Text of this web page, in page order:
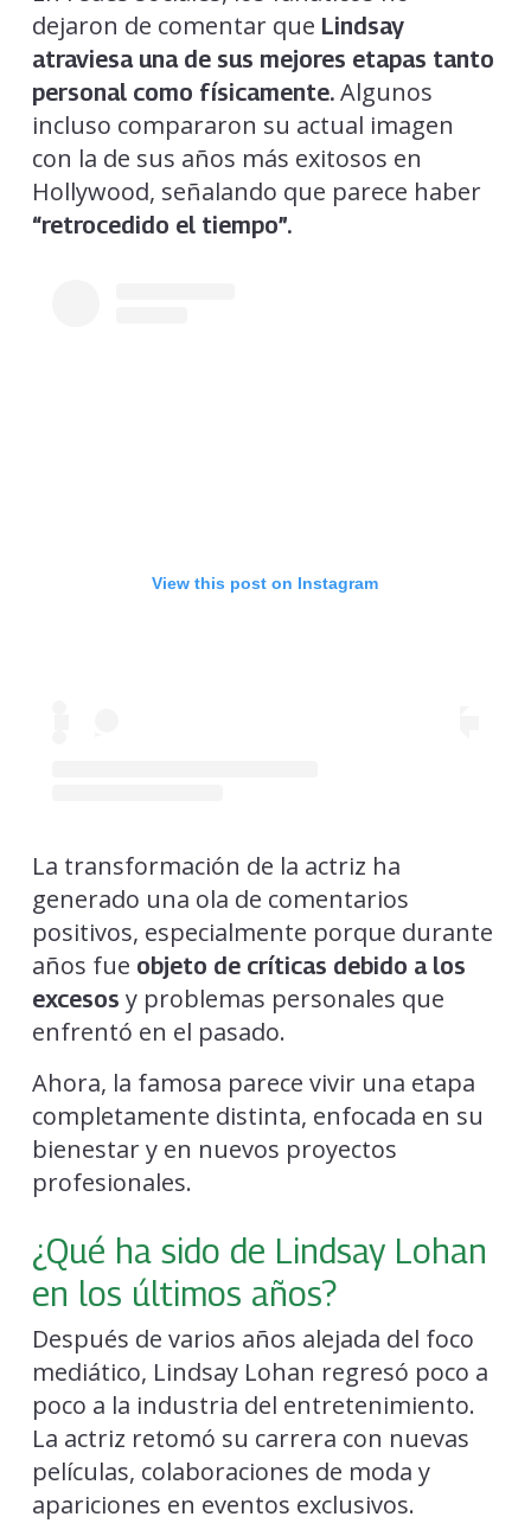
dejaron de comentar que Lindsay
atraviesa una de sus mejores etapas tanto
personal como físicamente.Algunos
incluso compararon su actual imagen
con la de sus años más exitosos en
Hollywood, señalando que parece haber
“retrocedido el tiempo”.
View this post on Instagram
La transformación de la actriz ha
generado una ola de comentarios
positivos, especialmente porque durante
años fue objeto de críticas debido a los
excesos y problemas personales que
enfrentó en el pasado.
Ahora, la famosa parece vivir una etapa
completamente distinta, enfocada en su
bienestar y en nuevos proyectos
profesionales.
¿Qué ha sido de Lindsay Lohan
en los últimos años?
Después de varios años alejada del foco
mediático, Lindsay Lohan regresó poco a
poco a la industria del entretenimiento.
La actriz retomó su carrera con nuevas
películas, colaboraciones de moda y
apariciones en eventos exclusivos.